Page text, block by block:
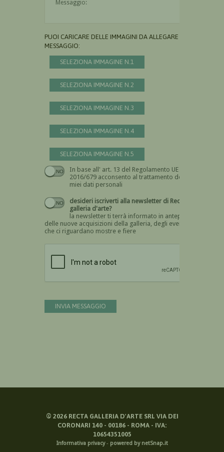
PUOI CARICARE DELLE IMMAGINI DA ALLEGARE AL
MESSAGGIO:
SELEZIONA IMMAGINE N.1
SELEZIONA IMMAGINE N.2
SELEZIONA IMMAGINE N.3
SELEZIONA IMMAGINE N.4
SELEZIONA IMMAGINE N.5
In base all' art. 13 del Regolamento UE n.
2016/679 acconsento al trattamento dei
miei dati personali
Devi dare il consenso
desideri iscriverti alla newsletter di Recta
galleria d'arte?
la newsletter ti terrà informato in anteprima
delle nuove acquisizioni della galleria, degli eventi
che ci riguardano mostre e fiere
INVIA MESSAGGIO
© 2026RECTA GALLERIA D'ARTE SRL VIA DEI
CORONARI 140 - 00186 - ROMA - IVA:
10654351005
Informativa privacy- powered by netSnap.it